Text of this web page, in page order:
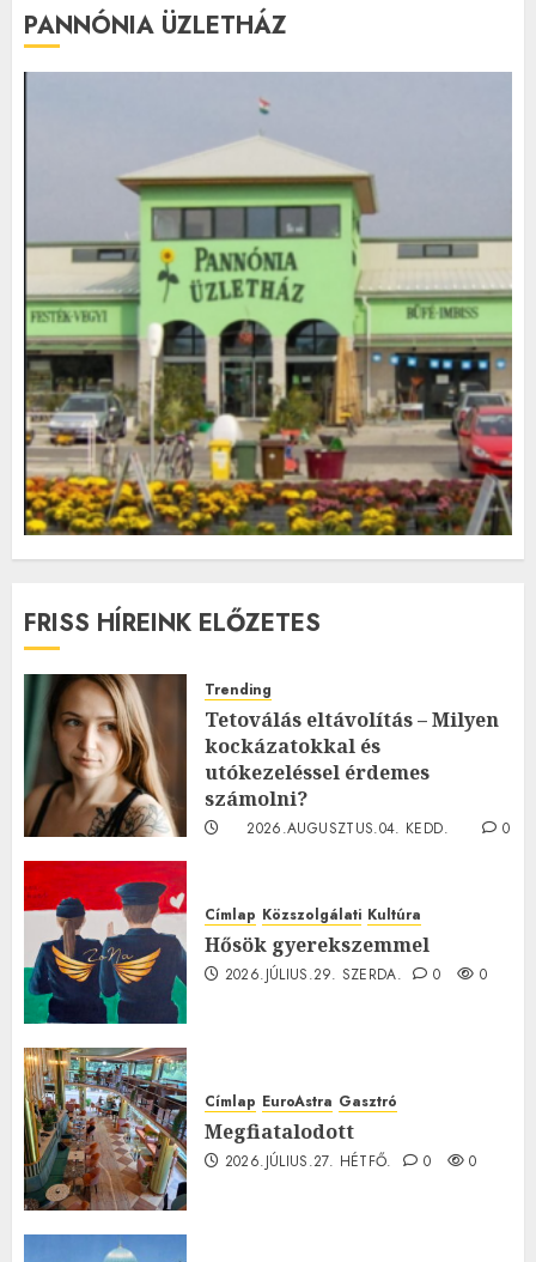
PANNÓNIA ÜZLETHÁZ
FRISS HÍREINK ELŐZETES
Trending
Tetoválás eltávolítás – Milyen
kockázatokkal és
utókezeléssel érdemes
számolni?
2026.AUGUSZTUS.04. KEDD.
0
Címlap Közszolgálati Kultúra
Hősök gyerekszemmel
2026.JÚLIUS.29. SZERDA. 0 0
Címlap EuroAstra Gasztró
Megfiatalodott
2026.JÚLIUS.27. HÉTFŐ. 0 0